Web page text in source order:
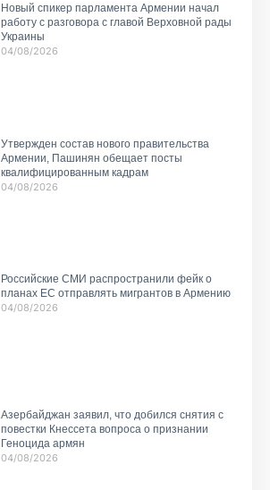
Новый спикер парламента Армении начал
работу с разговора с главой Верховной рады
Украины
04/08/2026
Утвержден состав нового правительства
Армении, Пашинян обещает посты
квалифицированным кадрам
04/08/2026
Российские СМИ распространили фейк о
планах ЕС отправлять мигрантов в Армению
04/08/2026
Азербайджан заявил, что добился снятия с
повестки Кнессета вопроса о признании
Геноцида армян
04/08/2026